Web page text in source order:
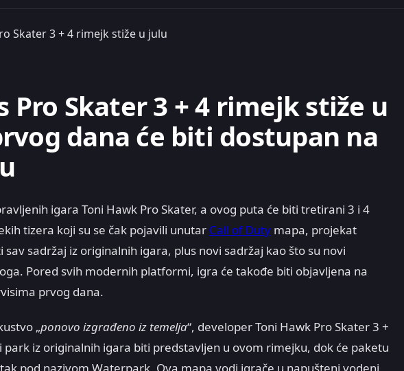
Skater 3 + 4 rimejk stiže u julu
Pro Skater 3 + 4 rimejk stiže u
dana će biti dostupan na
igara Toni Hawk Pro Skater, a ovog puta će biti tretirani 3 i 4
tizera koji su se čak pojavili unutar Call of Duty mapa, projekat
sadržaj iz originalnih igara, plus novi sadržaj kao što su novi
Pored svih modernih platformi, igra će takođe biti objavljena na
prvog dana.
„ponovo izgrađeno iz temelja“, developer Toni Hawk Pro Skater 3 +
park iz originalnih igara biti predstavljen u ovom rimejku, dok će paketu
pod nazivom Waterpark. Ova mapa vodi igrače u napušteni vodeni